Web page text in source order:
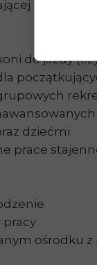
konie!
do jazdy
dziećmi
prace
pracy
ośrodku